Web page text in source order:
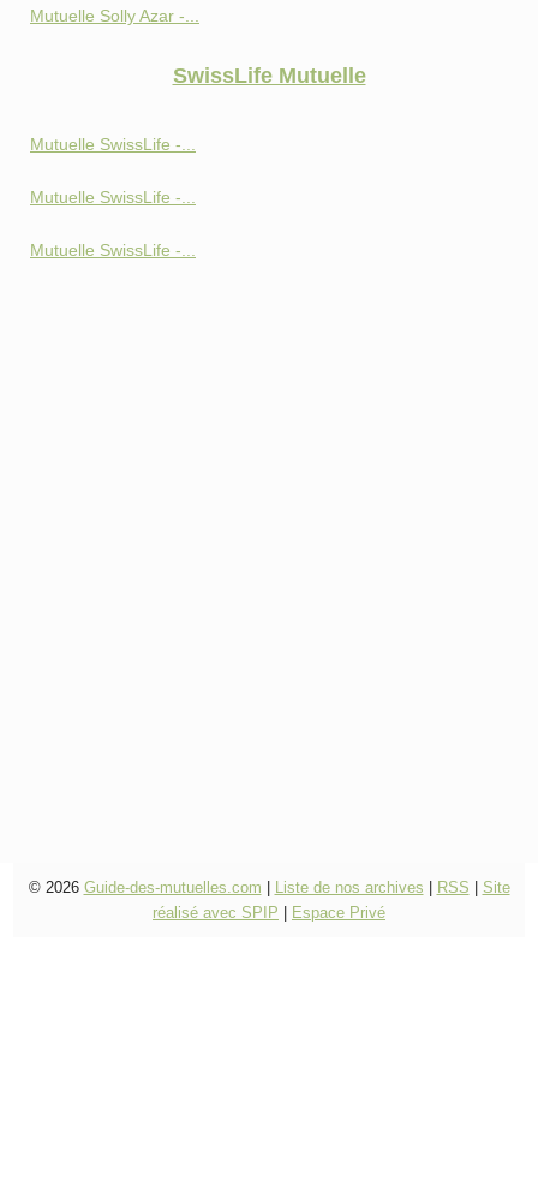
Mutuelle Solly Azar -...
SwissLife Mutuelle
Mutuelle SwissLife -...
Mutuelle SwissLife -...
Mutuelle SwissLife -...
© 2026 Guide-des-mutuelles.com Liste de nos archives RSS
Site
réalisé avec SPIP
Espace Privé